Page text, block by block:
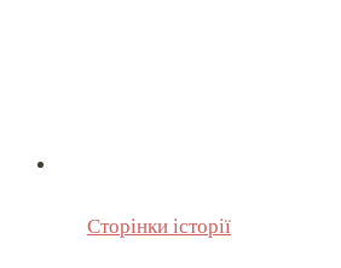
Сторінки історії